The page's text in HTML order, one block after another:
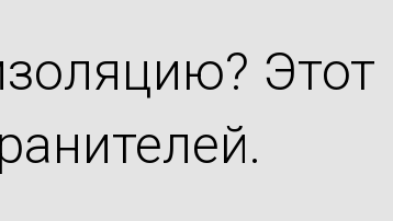
Этот